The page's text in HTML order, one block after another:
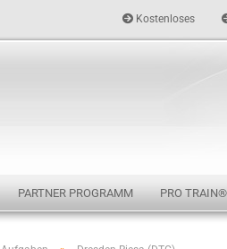
Kostenloses
PARTNER PROGRAMM PRO